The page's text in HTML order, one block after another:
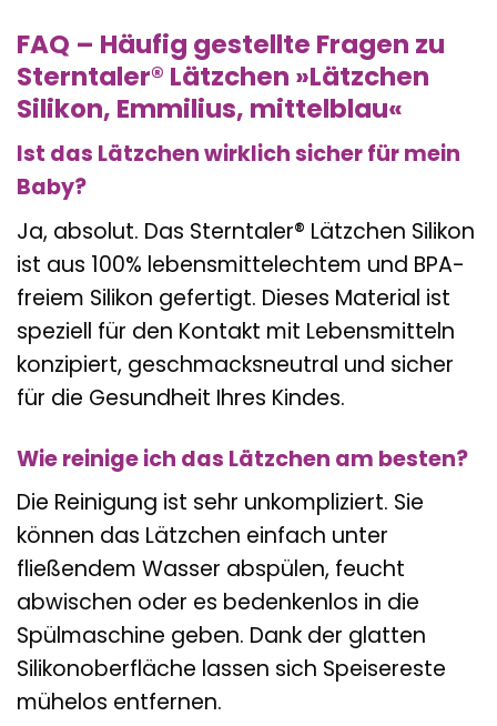
FAQ – Häufig gestellte Fragen zu
Sterntaler® Lätzchen »Lätzchen
Silikon, Emmilius, mittelblau«
Ist das Lätzchen wirklich sicher für mein
Baby?
Ja, absolut. Das Sterntaler® Lätzchen Silikon
ist aus 100% lebensmittelechtem und BPA-
freiem Silikon gefertigt. Dieses Material ist
speziell für den Kontakt mit Lebensmitteln
konzipiert, geschmacksneutral und sicher
für die Gesundheit Ihres Kindes.
Wie reinige ich das Lätzchen am besten?
Die Reinigung ist sehr unkompliziert. Sie
können das Lätzchen einfach unter
fließendem Wasser abspülen, feucht
abwischen oder es bedenkenlos in die
Spülmaschine geben. Dank der glatten
Silikonoberfläche lassen sich Speisereste
mühelos entfernen.